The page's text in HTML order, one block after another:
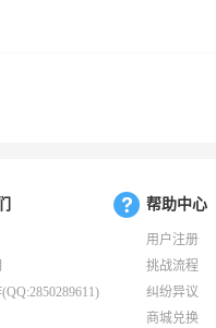
帮助中心
用户注册
挑战流程
纠纷异议
商城兑换